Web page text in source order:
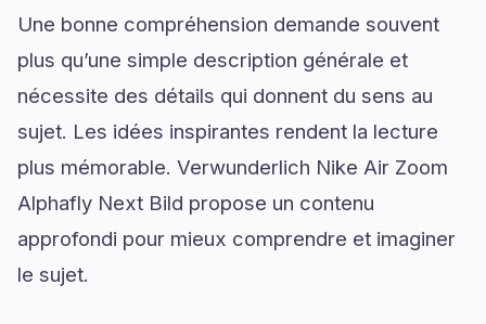
Une bonne compréhension demande souvent
plus qu’une simple description générale et
nécessite des détails qui donnent du sens au
sujet. Les idées inspirantes rendent la lecture
plus mémorable. Verwunderlich Nike Air Zoom
Alphafly Next Bild propose un contenu
approfondi pour mieux comprendre et imaginer
le sujet.